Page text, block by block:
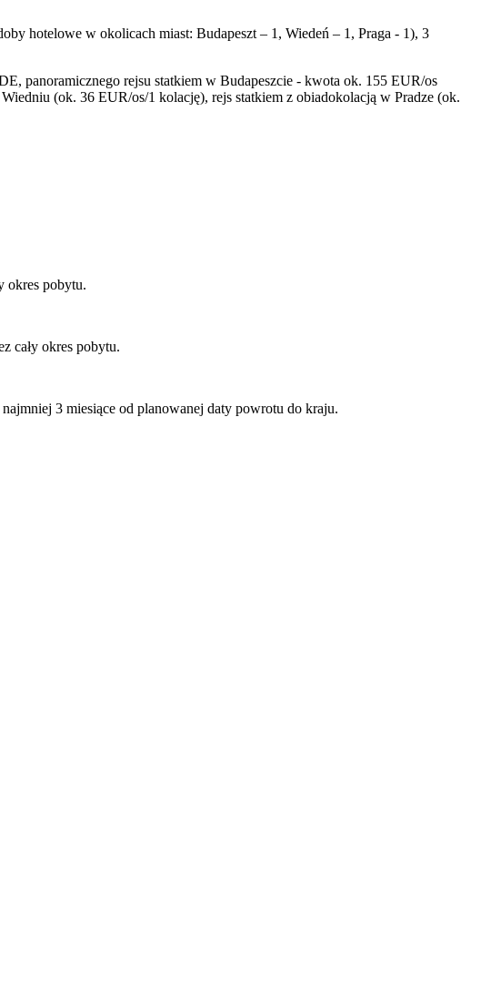
hotelowe w okolicach miast: Budapeszt – 1, Wiedeń – 1, Praga - 1), 3
panoramicznego rejsu statkiem w Budapeszcie - kwota ok. 155 EUR/os
(ok. 36 EUR/os/1 kolację), rejs statkiem z obiadokolacją w Pradze (ok.
okres pobytu.
cały okres pobytu.
3 miesiące od planowanej daty powrotu do kraju.